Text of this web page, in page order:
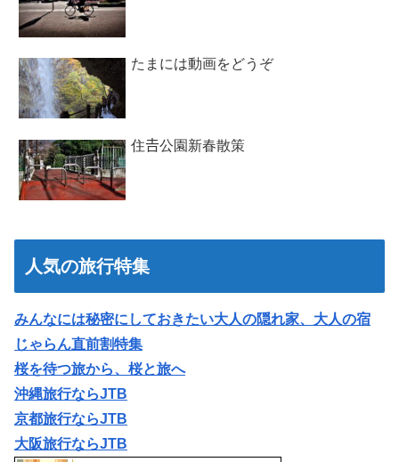
たまには動画をどうぞ
住𠮷公園新春散策
人気の旅行特集
みんなには秘密にしておきたい大人の隠れ家、大人の宿
じゃらん直前割特集
桜を待つ旅から、桜と旅へ
沖縄旅行ならJTB
京都旅行ならJTB
大阪旅行ならJTB